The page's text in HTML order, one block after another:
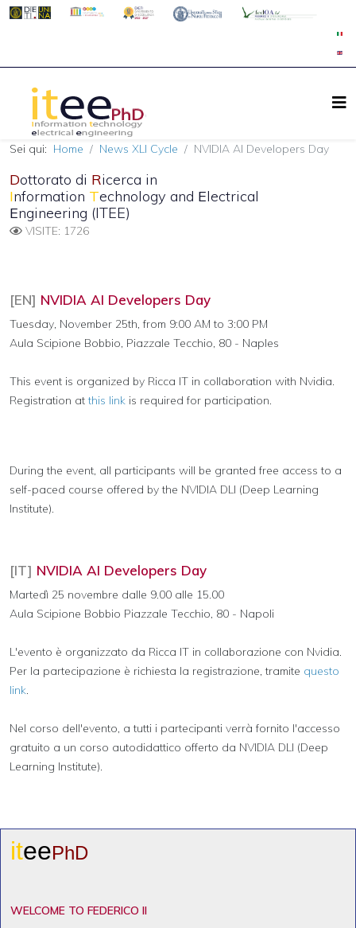
Sei qui: Home News XLI Cycle NVIDIA AI Developers Day
Dottorato di Ricerca in
Information Technology and Electrical
Engineering (ITEE)
VISITE: 1726
[EN] NVIDIA AI Developers Day
Tuesday, November 25th, from 9:00 AM to 3:00 PM
Aula Scipione Bobbio, Piazzale Tecchio, 80 - Naples
This event is organized by Ricca IT in collaboration with Nvidia.
Registration atthis link is required for participation.
During the event, all participants will be granted free access to a
self-paced course offered by the NVIDIA DLI (Deep Learning
Institute).
[IT] NVIDIA AI Developers Day
Martedì 25 novembre dalle 9.00 alle 15.00
Aula Scipione Bobbio Piazzale Tecchio, 80 - Napoli
L'evento è organizzato da Ricca IT in collaborazione con Nvidia.
Per la partecipazione è richiesta la registrazione, tramite questo
link.
Nel corso dell'evento, a tutti i partecipanti verrà fornito l'accesso
gratuito a un corso autodidattico offerto da NVIDIA DLI (Deep
Learning Institute).
iteePhD
WELCOME TO FEDERICO II